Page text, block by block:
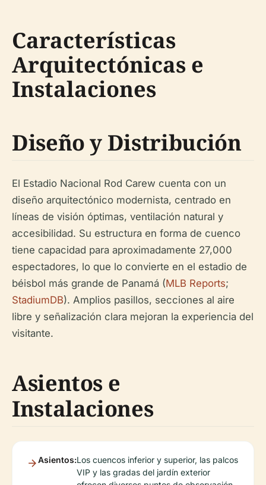
Características
Arquitectónicas e
Instalaciones
Diseño y Distribución
El Estadio Nacional Rod Carew cuenta con un
diseño arquitectónico modernista, centrado en
líneas de visión óptimas, ventilación natural y
accesibilidad. Su estructura en forma de cuenco
tiene capacidad para aproximadamente 27,000
espectadores, lo que lo convierte en el estadio de
béisbol más grande de Panamá (MLB Reports;
StadiumDB). Amplios pasillos, secciones al aire
libre y señalización clara mejoran la experiencia del
visitante.
Asientos e
Instalaciones
Asientos:Los cuencos inferior y superior, las palcos
VIP y las gradas del jardín exterior